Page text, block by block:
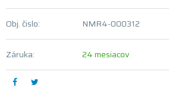
Obj. čislo: NMR4-000312
Záruka: 24 mesiacov